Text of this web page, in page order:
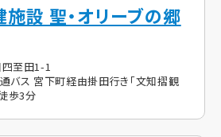
設 聖・オリーブの郷
至田1-1
バス 宮下町経由掛田行き「文知摺観
歩3分